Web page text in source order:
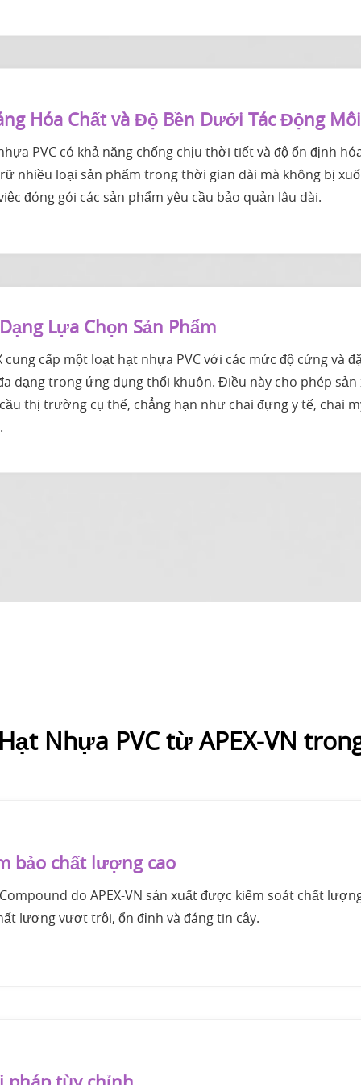
Hóa Chất và Độ Bền Dưới Tác Động
PVC có khả năng chống chịu thời tiết và độ ổn định
nhiều loại sản phẩm trong thời gian dài mà không bị
đóng gói các sản phẩm yêu cầu bảo quản lâu dài.
Lựa Chọn Sản Phẩm
cung cấp một loạt hạt nhựa PVC với các mức độ cứng và
dạng trong ứng dụng thổi khuôn. Điều này cho phép
thị trường cụ thể, chẳng hạn như chai đựng y tế, chai
Nhựa PVC từ APEX-VN
bảo chất lượng cao
do APEX-VN sản xuất được kiểm soát chất
lượng vượt trội, ổn định và đáng tin cậy.